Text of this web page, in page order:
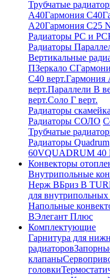
Трубчатые
А40Гармония С40
А20Гармония С25
Радиаторы РС и
Радиаторы
Вертикальные
ПЗеркало С
С40 верт.Гармония
верт.Параллели В
верт.Соло Г верт.
Радиаторы скамейка
Радиаторы СОЛО
Трубчатые
Радиаторы Quadrum
60VQUADRUM 40
Конвекторы
Внутрипольные
Нерж ВБриз В
для
Напольные
ВЭлегант Плюс
Комплектующие
Гарнитура для
радиаторов
клапаны
головки